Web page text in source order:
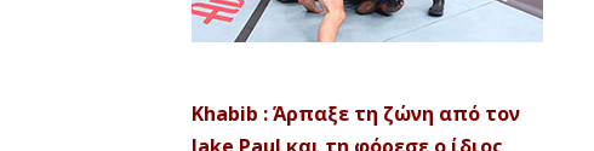
Khabib : Άρπαξε τη ζώνη από τον